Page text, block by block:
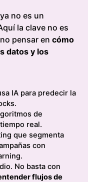
no es un
la clave no es
pensar en cómo
datos y los
IA para predecir la
de
real.
que segmenta
con
No basta con
flujos de